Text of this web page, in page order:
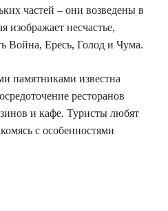
частей – они возведены в
изображает несчастье,
Война, Ересь, Голод и Чума.
памятниками известна
ресторанов
и кафе. Туристы любят
с особенностями